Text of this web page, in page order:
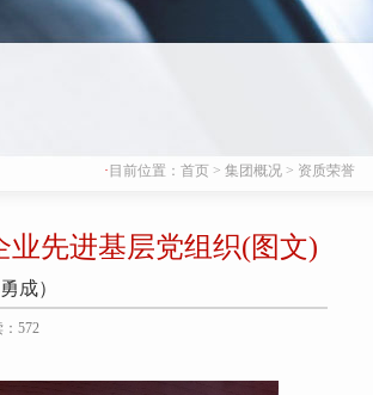
· 目前位置： 首页 > 集团概况 > 资质荣誉
业先进基层党组织(图文)
成）
572